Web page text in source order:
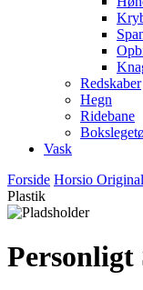
Redskaber
Hegn
Ridebane
Vask
Forside Horsio
Plastik